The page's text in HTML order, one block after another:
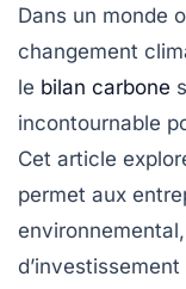
Dans un monde
changement
le bilan carbone
incontournable
Cet article
permet aux